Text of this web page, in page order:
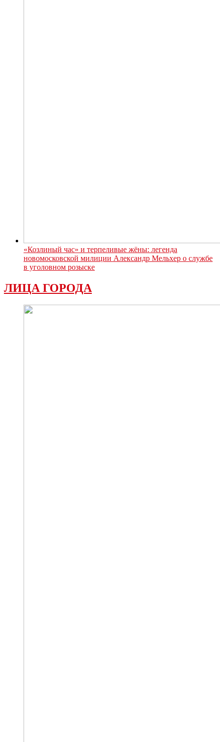
«Козлиный час» и терпеливые жёны: легенда
новомосковской милиции Александр Мельхер о службе
в уголовном розыске
ЛИЦА ГОРОДА